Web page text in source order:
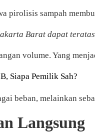
sampah
Barat dapat
volume. Yang
Siapa Pemilik Sah?
beban, melainkan
Langsung